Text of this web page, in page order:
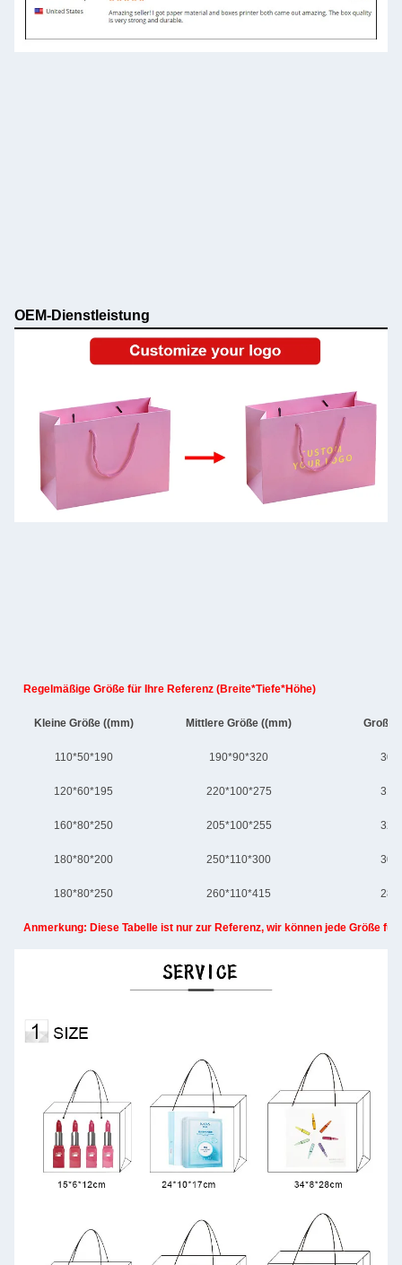
OEM-Dienstleistung
Regelmäßige Größe für Ihre Referenz (Breite*Tiefe*Höhe)
Kleine Größe ((mm) Mittlere Größe ((mm) Große
110*50*190 190*90*320
120*60*195 220*100*275
160*80*250 205*100*255
180*80*200 250*110*300
180*80*250 260*110*415
Anmerkung: Diese Tabelle ist nur zur Referenz, wir können jede Größe für